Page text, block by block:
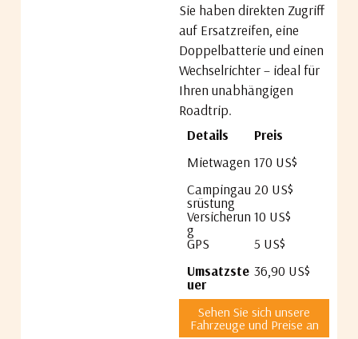
Sie haben direkten Zugriff
auf Ersatzreifen, eine
Doppelbatterie und einen
Wechselrichter – ideal für
Ihren unabhängigen
Roadtrip.
Details
Preis
Mietwagen 170 US$
Campingau
srüstung
20 US$
Versicherun
g
10 US$
GPS
5 US$
Umsatzste
uer
36,90 US$
Sehen Sie sich unsere
Fahrzeuge und Preise an